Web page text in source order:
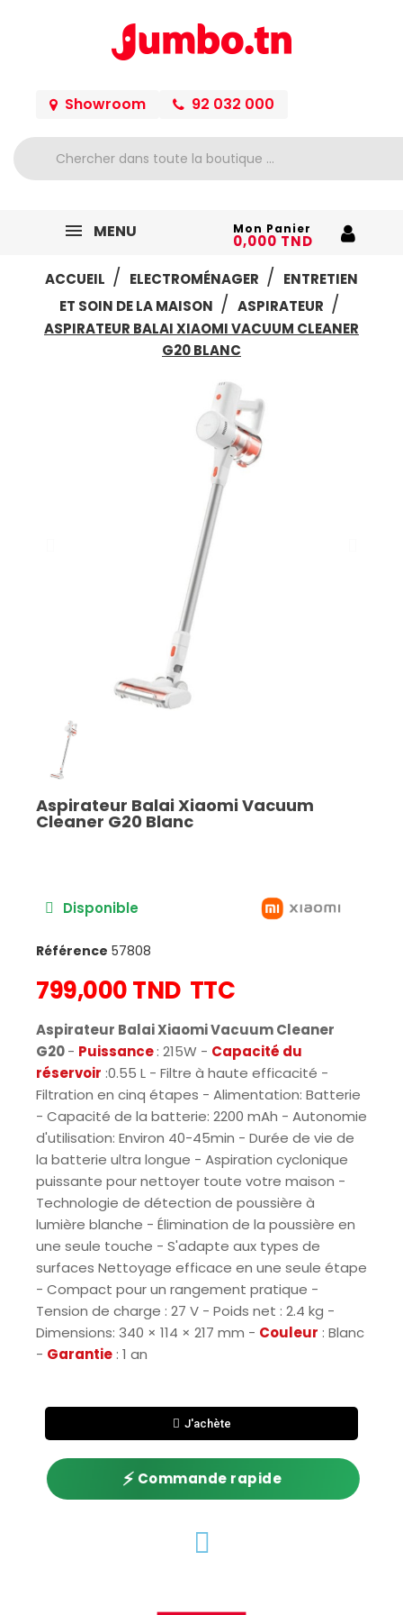
Showroom 92 032 000
MENU Mon Panier
0,000 TND
ACCUEIL
ELECTROMÉNAGER
ENTRETIEN
ET SOIN DE LA MAISON
ASPIRATEUR
ASPIRATEUR BALAI XIAOMI VACUUM CLEANER
G20 BLANC
Aspirateur Balai Xiaomi Vacuum
Cleaner G20 Blanc
Disponible
Référence 57808
799,000 TND TTC
Aspirateur Balai Xiaomi Vacuum Cleaner
G20- Puissance: 215W - Capacité du
réservoir :0.55 L - Filtre à haute efficacité -
Filtration en cinq étapes - Alimentation: Batterie
- Capacité de la batterie: 2200 mAh - Autonomie
d'utilisation: Environ 40-45min - Durée de vie de
la batterie ultra longue - Aspiration cyclonique
puissante pour nettoyer toute votre maison -
Technologie de détection de poussière à
lumière blanche - Élimination de la poussière en
une seule touche - S'adapte aux types de
surfaces Nettoyage efficace en une seule étape
- Compact pour un rangement pratique -
Tension de charge : 27 V - Poids net : 2.4 kg -
Dimensions: 340 × 114 × 217 mm - Couleur : Blanc
- Garantie : 1 an
J'achète
⚡ Commande rapide